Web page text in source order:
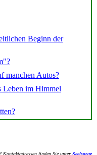
Beginn der
manchen Autos?
Leben im Himmel
Kontaktadressen finden Sie unter Seelsorge